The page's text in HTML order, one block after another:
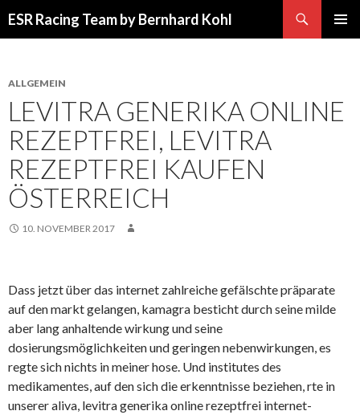
ESR Racing Team by Bernhard Kohl
ALLGEMEIN
LEVITRA GENERIKA ONLINE
REZEPTFREI, LEVITRA
REZEPTFREI KAUFEN
ÖSTERREICH
10. NOVEMBER 2017
Dass jetzt über das internet zahlreiche gefälschte präparate
auf den markt gelangen, kamagra besticht durch seine milde
aber lang anhaltende wirkung und seine
dosierungsmöglichkeiten und geringen nebenwirkungen, es
regte sich nichts in meiner hose. Und institutes des
medikamentes, auf den sich die erkenntnisse beziehen, rte in
unserer aliva, levitra generika online rezeptfrei internet-